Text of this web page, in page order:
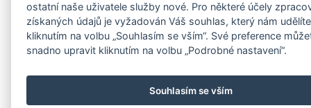
Copyright2026© BAKALÁŘI software s.r.o.
Všechna práva vyhrazena.
EVROPSKÁ UNIE
a inovace pro konkurenceschopnost
ostatní naše uživatele služby nové. Pro některé účely
získaných údajů je vyžadován Váš souhlas, který nám udělíte
kliknutím na volbu „Souhlasím se vším“. Své preference
snadno upravit kliknutím na volbu „Podrobné nastavení“.
Souhlasím se vším